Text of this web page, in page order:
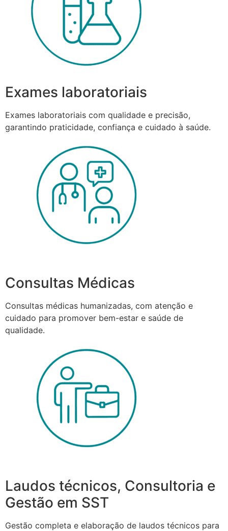
Exames laboratoriais
Exames laboratoriais com qualidade e precisão,
garantindo praticidade, confiança e cuidado à saúde.
Consultas Médicas
Consultas médicas humanizadas, com atenção e
cuidado para promover bem-estar e saúde de
qualidade.
Laudos técnicos, Consultoria e
Gestão em SST
Gestão completa e elaboração de laudos técnicos para